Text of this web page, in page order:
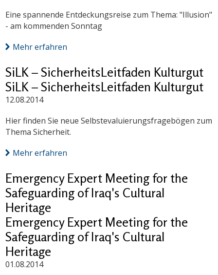
Eine spannende Entdeckungsreise zum Thema: "Illusion"
- am kommenden Sonntag
Mehr erfahren
SiLK – SicherheitsLeitfaden Kulturgut
SiLK – SicherheitsLeitfaden Kulturgut
12.08.2014
Hier finden Sie neue Selbstevaluierungsfragebögen zum
Thema Sicherheit.
Mehr erfahren
Emergency Expert Meeting for the
Safeguarding of Iraq's Cultural
Heritage
Emergency Expert Meeting for the
Safeguarding of Iraq's Cultural
Heritage
01.08.2014